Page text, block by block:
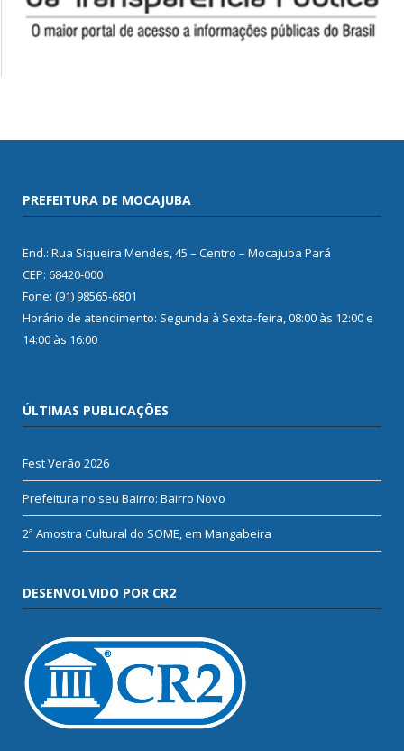
PREFEITURA DE MOCAJUBA
End.: Rua Siqueira Mendes, 45 – Centro – Mocajuba Pará
CEP: 68420-000
Fone: (91) 98565-6801
Horário de atendimento: Segunda à Sexta-feira, 08:00 às 12:00 e
14:00 às 16:00
ÚLTIMAS PUBLICAÇÕES
Fest Verão 2026
Prefeitura no seu Bairro: Bairro Novo
2ª Amostra Cultural do SOME, em Mangabeira
DESENVOLVIDO POR CR2